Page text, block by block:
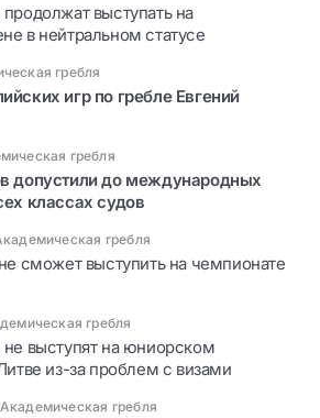
выступать на
в нейтральном статусе
гребля
игр по гребле Евгений
гребля
допустили до международных
классах судов
гребля
сможет выступить на чемпионате
гребля
выступят на юниорском
из-за проблем с визами
Академическая гребля